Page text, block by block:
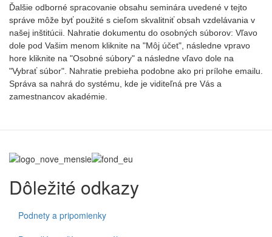
Ďalšie odborné spracovanie obsahu seminára uvedené v tejto
správe môže byť použité s cieľom skvalitniť obsah vzdelávania v
našej inštitúcii. Nahratie dokumentu do osobných súborov: Vľavo
dole pod Vašim menom kliknite na "Môj účet", následne vpravo
hore kliknite na "Osobné súbory" a následne vľavo dole na
"Vybrať súbor". Nahratie prebieha podobne ako pri prílohe emailu.
Správa sa nahrá do systému, kde je viditeľná pre Vás a
zamestnancov akadémie.
Dôležité odkazy
Podnety a pripomienky